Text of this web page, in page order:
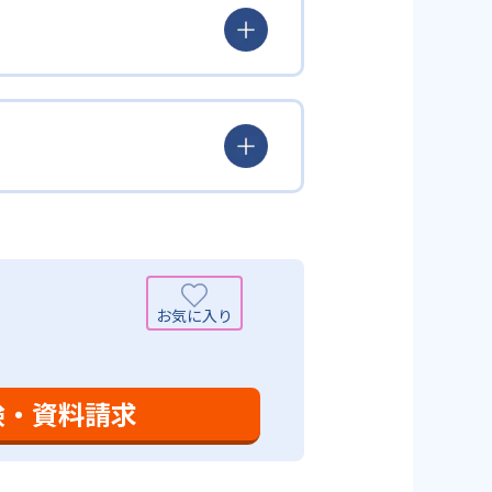
め、生徒に最適化された学習計
しずつレベルアップするスモー
から進んで学習する」姿勢や態
向上を進める。週2回の教室学
れるよう「無学年方式」を採用
えた知識の量などで測りやすい
、勉強全体の底力のようなもの
ている。また、この2教科を切
礎力を上げたい人に向いてい
、子どもが集中して学習でき
強しても学習の効果は上がらな
よくわかるというもの。基礎か
で対応している。算数と国語を
「自信を」「生きる力を」と
」を見つけて褒めるところか
向上を進めている。また講師
対応している。
ることにより、知・情・意のバ
資料請求